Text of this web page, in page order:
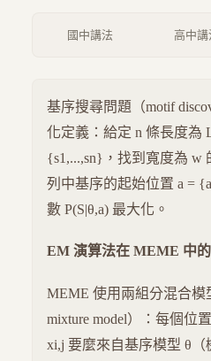
國中講法 高中講
基序搜尋問題（motif
化定義：給定 n 條長度為
{s1,...,sn}，找到寬度為 w
列中基序的起始位置 a =
數 P(S|θ,a) 最大化。
EM 演算法在 MEME 中
MEME 使用兩組分混合模
mixture model）：每個位
xi,j 要麼來自基序模型 θ（